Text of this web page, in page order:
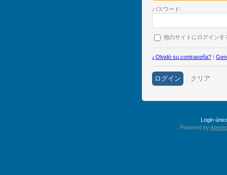
パスワード:
他のサイトにログインす
¿Olvidó su contraseña? |
Login
Powered by